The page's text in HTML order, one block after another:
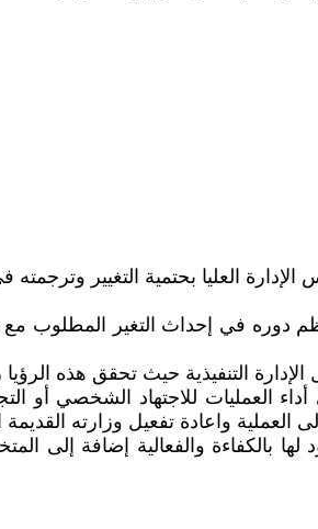
الإدارة العليا بحتمية التغيير
دوره في إحداث التغير المطلوب
الإدارة التنفيذية حيث تحقق هذه
العمليات للاجتهاد الشخصي أو
العملية واعادة تفعيل وزارته
بالكفاءة والفعالية إضافة